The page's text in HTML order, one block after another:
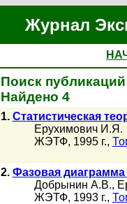
Журнал
Поиск
Найдено 4
1. Статистическая
Ерухимович И.Я.
ЖЭТФ, 1995 г.,
2. Фазовая
Добрынин А.В.,
ЖЭТФ, 1993 г.,